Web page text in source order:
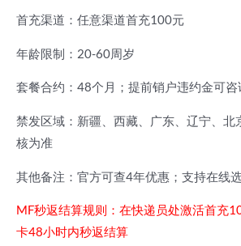
首充渠道：任意渠道首充100元
年龄限制：20-60周岁
套餐合约：48个月；提前销户违约金可
禁发区域：新疆、西藏、广东、辽宁、北
核为准
其他备注：官方可查4年优惠；支持在线
MF秒返结算规则：在快递员处激活首充
卡48小时内秒返结算